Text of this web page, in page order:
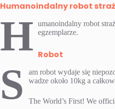
Humanoindalny robot
H umanoindalny robot
egzemplarze.
Robot
S
am robot wydaje się
wadze około 10kg a
The World’s First! We